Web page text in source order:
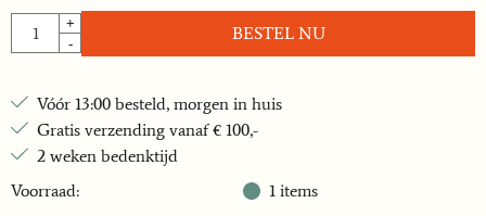
Aantal
+
-
BESTEL NU
Vóór 13:00 besteld, morgen in huis
Gratis verzending vanaf € 100,-
2 weken bedenktijd
Voorraad:
1 items